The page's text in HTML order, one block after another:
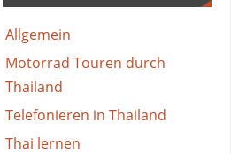
Allgemein
Motorrad Touren durch
Thailand
Telefonieren in Thailand
Thai lernen